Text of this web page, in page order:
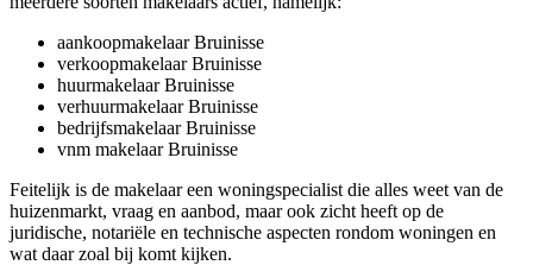
aankoopmakelaar Bruinisse
verkoopmakelaar Bruinisse
huurmakelaar Bruinisse
verhuurmakelaar Bruinisse
bedrijfsmakelaar Bruinisse
vnm makelaar Bruinisse
Feitelijk is de makelaar een woningspecialist die alles weet van de
huizenmarkt, vraag en aanbod, maar ook zicht heeft op de
juridische, notariële en technische aspecten rondom woningen en
wat daar zoal bij komt kijken.